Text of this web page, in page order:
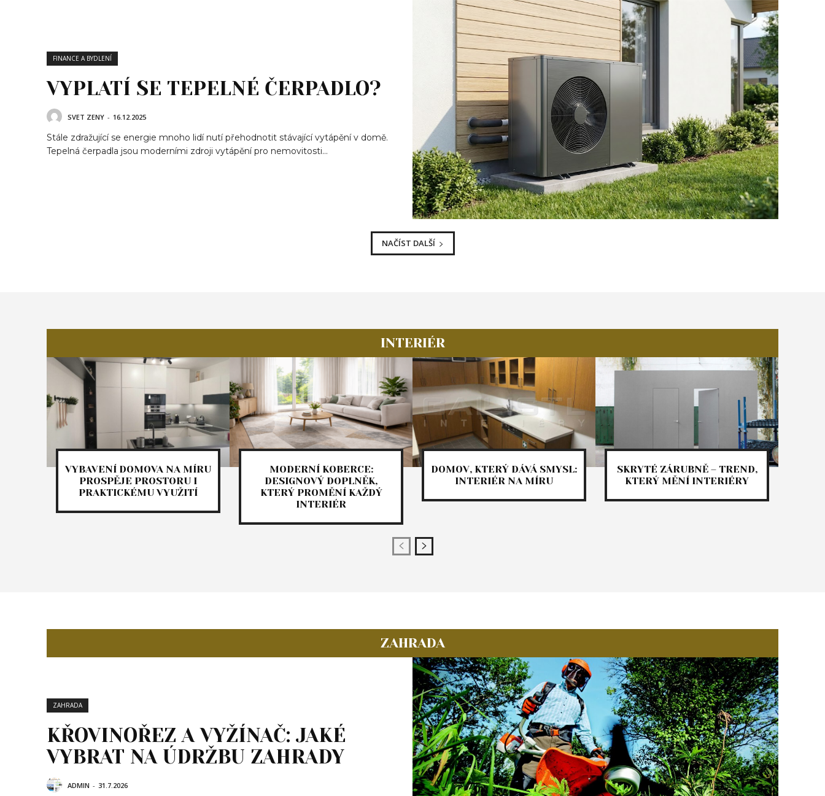
FINANCE A BYDLENÍ
VYPLATÍ SE TEPELNÉ ČERPADLO?
SVET ZENY - 16.12.2025
Stále zdražující se energie mnoho lidí nutí přehodnotit stávající vytápění v domě.
Tepelná čerpadla jsou moderními zdroji vytápění pro nemovitosti...
NAČÍST DALŠÍ
INTERIÉR
VYBAVENÍ DOMOVA NA MÍRU
PROSPĚJE PROSTORU I
PRAKTICKÉMU VYUŽITÍ
MODERNÍ KOBERCE:
DESIGNOVÝ DOPLNĚK,
KTERÝ PROMĚNÍ KAŽDÝ
INTERIÉR
DOMOV, KTERÝ DÁVÁ SMYSL:
INTERIÉR NA MÍRU
SKRYTÉ ZÁRUBNĚ – TREND,
KTERÝ MĚNÍ INTERIÉRY
ZAHRADA
ZAHRADA
KŘOVINOŘEZ A VYŽÍNAČ: JAKÉ
VYBRAT NA ÚDRŽBU ZAHRADY
ADMIN - 31.7.2026